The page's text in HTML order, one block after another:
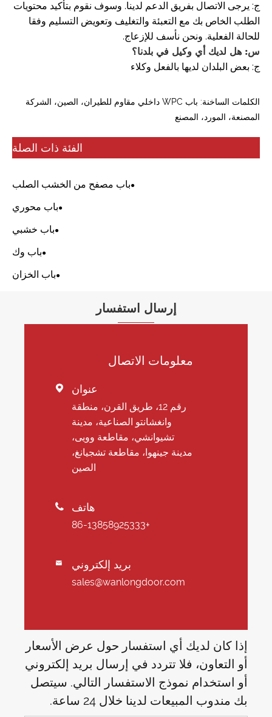
ج: يرجى الاتصال بفريق الدعم لدينا. وسوف نقوم بتأكيد محتويات
الطلب الخاص بك مع التعبئة والتغليف وتعويض التسليم وفقا
للحالة الفعلية. ونحن نأسف للإزعاج.
س: هل لديك أي وكيل في بلدنا؟
ج: بعض البلدان لديها بالفعل وكلاء
الكلمات الساخنة: باب WPC داخلي مقاوم للطيران، الصين، الشركة
المصنعة، المورد، المصنع
الفئة ذات الصلة
باب مصفح من الخشب الصلب
باب محوري
باب خشبي
باب وك
باب الخزان
إرسال استفسار
معلومات الاتصال
 عنوان
رقم 12، طريق القرن، منطقة
وانغشانتو الصناعية، مدينة
تشيوانشي، مقاطعة وويى،
مدينة جينهوا، مقاطعة تشجيانغ،
الصين
 هاتف
+86-13858925333
 بريد إلكتروني
sales@wanlongdoor.com
إذا كان لديك أي استفسار حول عرض الأسعار
أو التعاون، فلا تتردد في إرسال بريد إلكتروني
أو استخدام نموذج الاستفسار التالي. سيتصل
بك مندوب المبيعات لدينا خلال 24 ساعة.